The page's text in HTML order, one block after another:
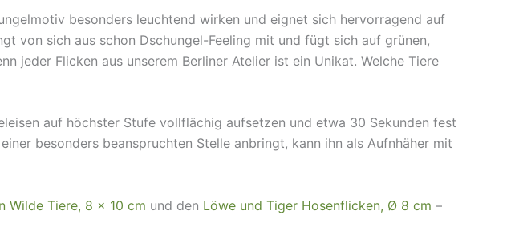
besonders leuchtend wirken und eignet sich hervorragend auf
von sich aus schon Dschungel-Feeling mit und fügt sich auf grünen,
jeder Flicken aus unserem Berliner Atelier ist ein Unikat. Welche Tiere
auf höchster Stufe vollflächig aufsetzen und etwa 30 Sekunden fest
besonders beanspruchten Stelle anbringt, kann ihn als Aufnhäher mit
Wilde Tiere, 8 × 10 cm und den Löwe und Tiger Hosenflicken, Ø 8 cm –